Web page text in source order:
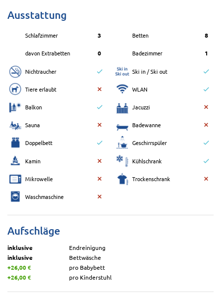
Ausstattung
Schlafzimmer 3 Betten 8
davon Extrabetten 0 Badezimmer 1
Nichtraucher Ski in / Ski out
Tiere erlaubt WLAN
Balkon Jacuzzi
Sauna Badewanne
Doppelbett Geschirrspüler
Kamin Kühlschrank
Mikrowelle Trockenschrank
Waschmaschine
Aufschläge
inklusive
Endreinigung
inklusive
Bettwäsche
+26,00 €
pro Babybett
+26,00 €
pro Kinderstuhl